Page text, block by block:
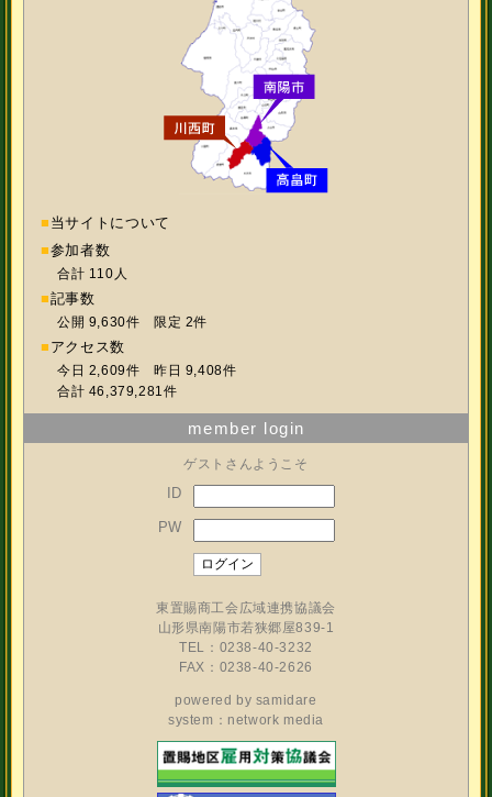
■ 当サイトについて
■参加者数
合計 110人
■記事数
公開 9,630件 限定 2件
■ アクセス数
今日 2,609件 昨日 9,408件
合計 46,379,281件
member login
ゲストさんようこそ
ID
PW
東置賜商工会広域連携協議会
山形県南陽市若狭郷屋839-1
TEL：0238-40-3232
FAX：0238-40-2626
powered by samidare
system：network media